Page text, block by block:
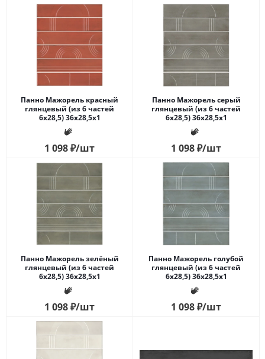
Панно Мажорель красный
глянцевый (из 6 частей
6х28,5) 36x28,5x1
1 098₽/шт
Панно Мажорель серый
глянцевый (из 6 частей
6х28,5) 36x28,5x1
1 098₽/шт
Панно Мажорель зелёный
глянцевый (из 6 частей
6х28,5) 36x28,5x1
1 098₽/шт
Панно Мажорель голубой
глянцевый (из 6 частей
6х28,5) 36x28,5x1
1 098₽/шт